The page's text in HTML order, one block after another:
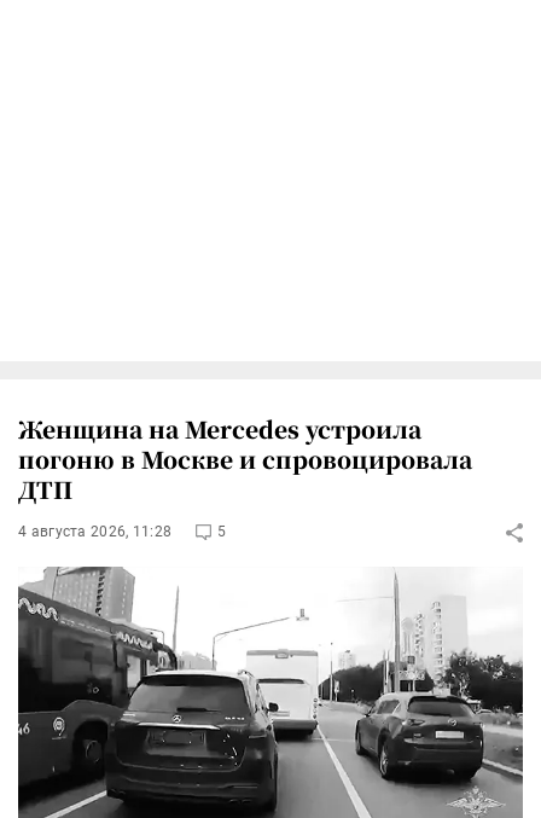
Женщина на Mercedes устроила
погоню в Москве и спровоцировала
ДТП
4 августа 2026, 11:28 5